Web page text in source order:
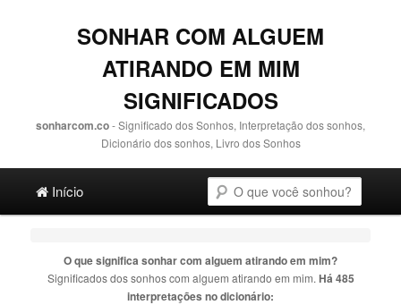
SONHAR COM ALGUEM
ATIRANDO EM MIM
SIGNIFICADOS
sonharcom.co- Significado dos Sonhos, Interpretação dos sonhos,
Dicionário dos sonhos, Livro dos Sonhos
Ir para o conteúdo principal
Ir para o conteúdo secundário
Início
O que significa sonhar com alguem atirando em mim?
Significados dos sonhos com alguem atirando em mim. Há 485
interpretações no dicionário: